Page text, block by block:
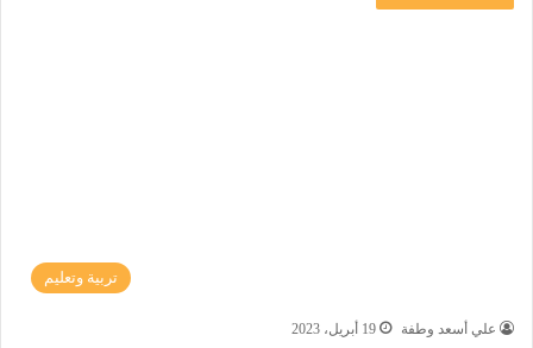
تربية وتعليم
علي أسعد وطفة 19 أبريل، 2023